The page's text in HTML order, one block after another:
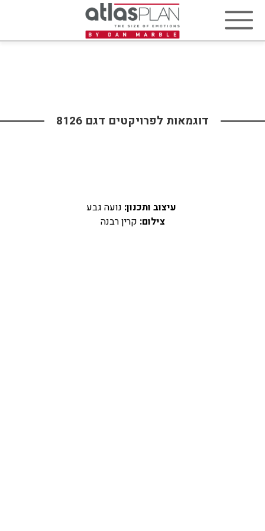
דוגמאות לפרויקטים דגם 8126
עיצוב ותכנון: נועה גבע
צילום: קרין רבנה